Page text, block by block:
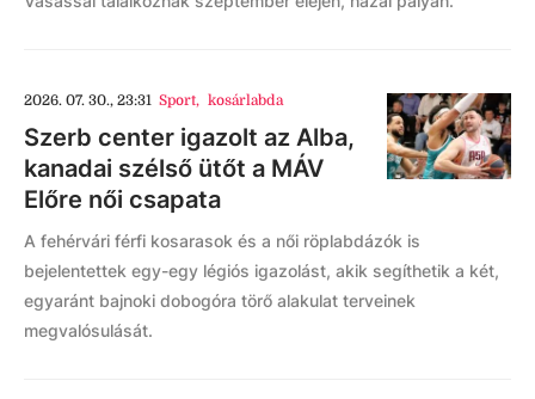
2026. 07. 30., 23:31 Sport, kosárlabda
Szerb center igazolt az Alba,
kanadai szélső ütőt a MÁV
Előre női csapata
A fehérvári férfi kosarasok és a női röplabdázók is
bejelentettek egy-egy légiós igazolást, akik segíthetik a két,
egyaránt bajnoki dobogóra törő alakulat terveinek
megvalósulását.